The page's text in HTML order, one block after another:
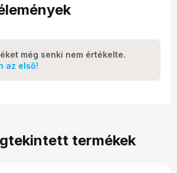
még senki nem értékelte.
az első!
termékek